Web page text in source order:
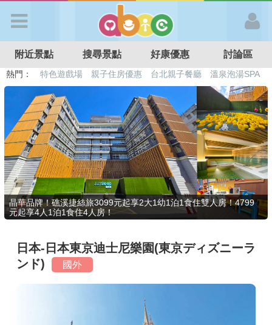
APP登入
首 頁
搜尋景點
好康優惠
最新消息
最新留言
附近景點 搜尋景點 好康優惠 討論區
熱門： 溜滑梯民宿 觀光工廠 DIY摘果
日本親子景點
特色遊戲場
親子住房優惠 台北親子餐廳 溫泉泡湯SPA
晶華品牌！礁溪捷絲旅3099元起享2大1幼1泊1食住雙人房！4799
元起享4人1泊1食住4人房！
日本-日本東京迪士尼樂園(東京ディズニーラ
ンド)
國外